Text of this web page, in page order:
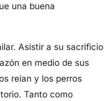
una buena
Asistir a su sacrificio
en medio de sus
reían y los perros
Tanto como